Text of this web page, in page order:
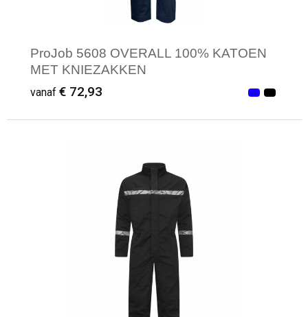
ProJob 5608 OVERALL 100% KATOEN
MET KNIEZAKKEN
vanaf € 72,93
Minimale afname: 1